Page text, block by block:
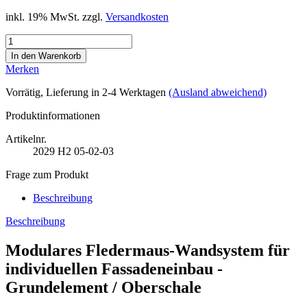
inkl. 19% MwSt. zzgl. Versandkosten
Merken
Vorrätig, Lieferung in 2-4 Werktagen (Ausland abweichend)
Produktinformationen
Artikelnr.
2029 H2 05-02-03
Frage zum Produkt
Beschreibung
Beschreibung
Modulares Fledermaus-Wandsystem für
individuellen Fassadeneinbau -
Grundelement / Oberschale